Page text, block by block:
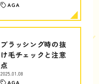
AGA
ブラッシング時の抜
け毛チェックと注意
点
2025.01.08
AGA